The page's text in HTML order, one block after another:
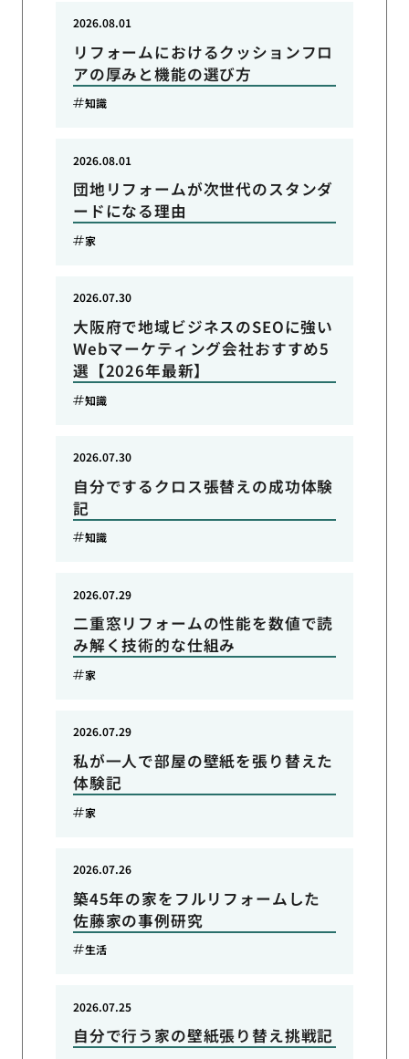
リフォームにおけるクッションフロ
アの厚みと機能の選び方
2026.08.01
知識
団地リフォームが次世代のスタンダ
ードになる理由
2026.08.01
家
大阪府で地域ビジネスのSEOに強い
Webマーケティング会社おすすめ5
選【2026年最新】
2026.07.30
知識
自分でするクロス張替えの成功体験
記
2026.07.30
知識
二重窓リフォームの性能を数値で読
み解く技術的な仕組み
2026.07.29
家
私が一人で部屋の壁紙を張り替えた
体験記
2026.07.29
家
築45年の家をフルリフォームした
佐藤家の事例研究
2026.07.26
生活
自分で行う家の壁紙張り替え挑戦記
2026.07.25